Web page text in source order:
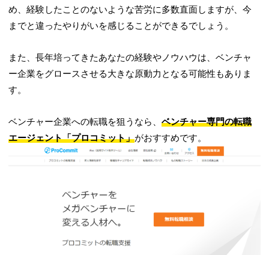
め、経験したことのないような苦労に多数直面しますが、今
までと違ったやりがいを感じることができるでしょう。
また、長年培ってきたあなたの経験やノウハウは、ベンチャ
ー企業をグロースさせる大きな原動力となる可能性もありま
す。
ベンチャー企業への転職を狙うなら、ベンチャー専門の転職
エージェント「プロコミット」がおすすめです。